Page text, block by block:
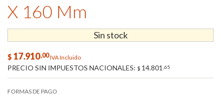
X 160 Mm
Sin stock
$ 17.910,00IVA Incluido
PRECIO SIN IMPUESTOS NACIONALES: $ 14.801 ,65
FORMAS DE PAGO